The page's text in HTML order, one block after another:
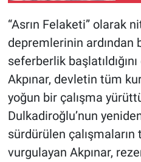
“Asrın Felaketi” olarak
depremlerinin ardından
seferberlik
Akpınar, devletin tüm
yoğun bir çalışma
Dulkadiroğlu’nun
sürdürülen
vurgulayan Akpınar,